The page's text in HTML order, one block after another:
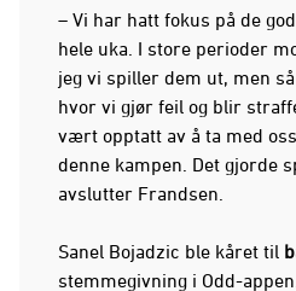
– Vi har hatt fokus på de
hele uka. I store perioder
jeg vi spiller dem ut, men
hvor vi gjør feil og blir
vært opptatt av å ta med
denne kampen. Det gjorde
avslutter Frandsen.
Sanel Bojadzic ble kåret til
stemmegivning i Odd-appen.